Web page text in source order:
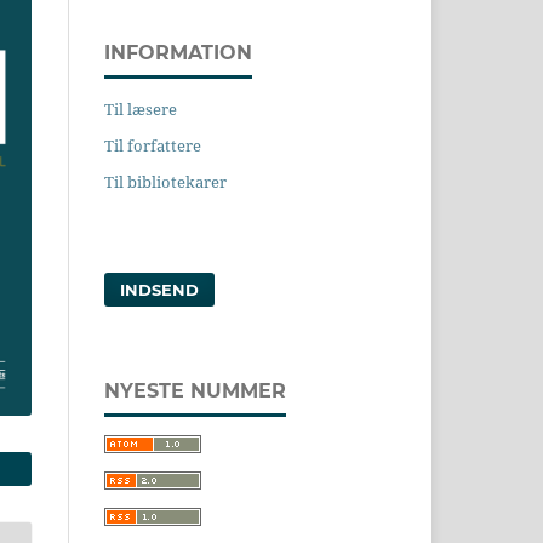
INFORMATION
Til læsere
Til forfattere
Til bibliotekarer
INDSEND
NYESTE NUMMER